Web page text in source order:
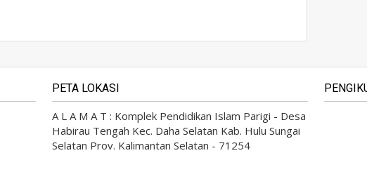
PETA LOKASI
A L A M A T : Komplek Pendidikan Islam Parigi - Desa
Habirau Tengah Kec. Daha Selatan Kab. Hulu Sungai
Selatan Prov. Kalimantan Selatan - 71254